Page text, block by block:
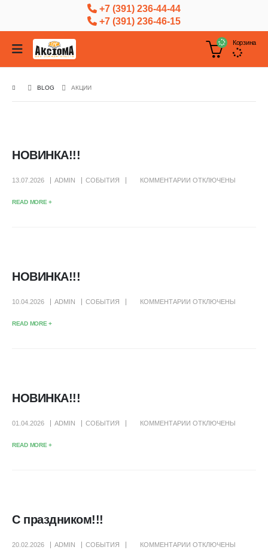
+7 (391) 236-44-44
+7 (391) 236-46-15
Корзина
BLOG АКЦИИ
НОВИНКА!!!
13.07.2026 ADMIN СОБЫТИЯ КОММЕНТАРИИ КОТКЛЮЧЕНЫ
READ MORE +
НОВИНКА!!!
10.04.2026 ADMIN СОБЫТИЯ КОММЕНТАРИИ КОТКЛЮЧЕНЫ
READ MORE +
НОВИНКА!!!
01.04.2026 ADMIN СОБЫТИЯ КОММЕНТАРИИ КОТКЛЮЧЕНЫ
READ MORE +
С праздником!!!
20.02.2026 ADMIN СОБЫТИЯ КОММЕНТАРИИ КОТКЛЮЧЕНЫ